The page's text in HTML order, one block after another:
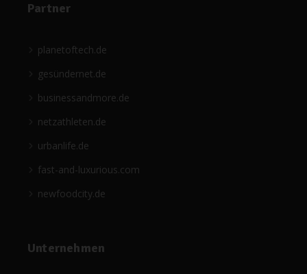
Partner
planetoftech.de
gesündernet.de
businessandmore.de
netzathleten.de
urbanlife.de
fast-and-luxurious.com
newfoodcity.de
Unternehmen